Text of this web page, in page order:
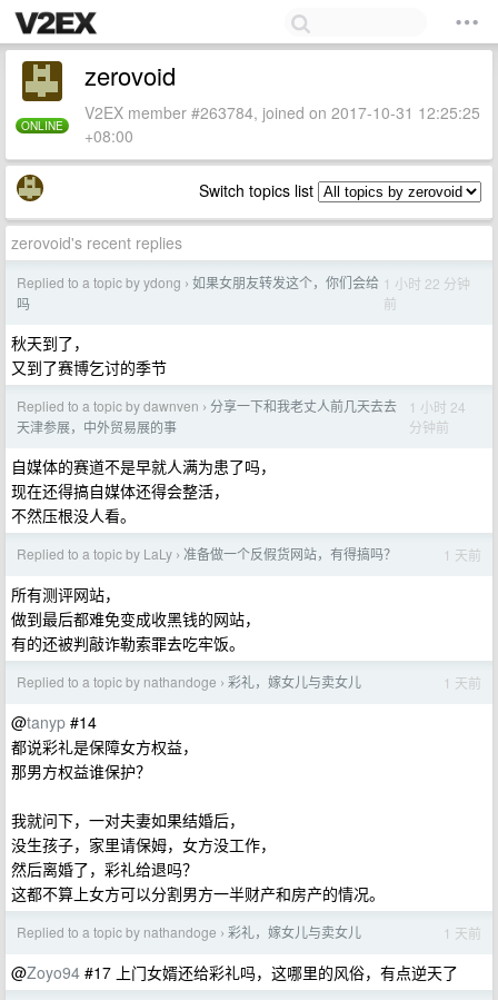
ONLINE
zerovoid
V2EX member #263784, joined on 2017-10-31 12:25:25
+08:00
Switch topics list
zerovoid's recent replies
Replied to a topic by ydong › 如果女朋友转发这个，你们会给
吗
1 小时 22 分钟
前
秋天到了，
又到了赛博乞讨的季节
Replied to a topic by dawnven › 分享一下和我老丈人前几天去去
天津参展，中外贸易展的事
1 小时 24
分钟前
自媒体的赛道不是早就人满为患了吗，
现在还得搞自媒体还得会整活，
不然压根没人看。
Replied to a topic by LaLy › 准备做一个反假货网站，有得搞吗？ 1 天前
所有测评网站，
做到最后都难免变成收黑钱的网站，
有的还被判敲诈勒索罪去吃牢饭。
Replied to a topic by nathandoge › 彩礼，嫁女儿与卖女儿 1 天前
@tanyp #14
都说彩礼是保障女方权益，
那男方权益谁保护？
我就问下，一对夫妻如果结婚后，
没生孩子，家里请保姆，女方没工作，
然后离婚了，彩礼给退吗？
这都不算上女方可以分割男方一半财产和房产的情况。
Replied to a topic by nathandoge › 彩礼，嫁女儿与卖女儿 1 天前
@Zoyo94 #17 上门女婿还给彩礼吗，这哪里的风俗，有点逆天了